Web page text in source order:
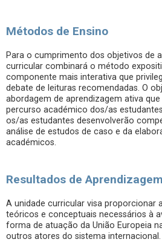
Métodos de Ensino
Para o cumprimento dos objetivos de
curricular combinará o método
componente mais interativa que
debate de leituras recomendadas. O
abordagem de aprendizagem ativa
percurso académico dos/as
os/as estudantes desenvolverão
análise de estudos de caso e da
académicos.
Resultados de Aprendizagem
A unidade curricular visa proporcionar
teóricos e conceptuais necessários à
forma de atuação da União Europeia
outros atores do sistema internacional.